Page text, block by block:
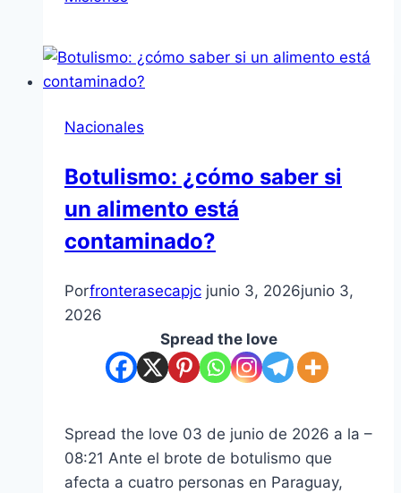
Nacionales
Botulismo: ¿cómo saber si
un alimento está
contaminado?
Porfronterasecapjc junio 3, 2026junio 3,
2026
Spread the love
Spread the love 03 de junio de 2026 a la –
08:21 Ante el brote de botulismo que
afecta a cuatro personas en Paraguay,